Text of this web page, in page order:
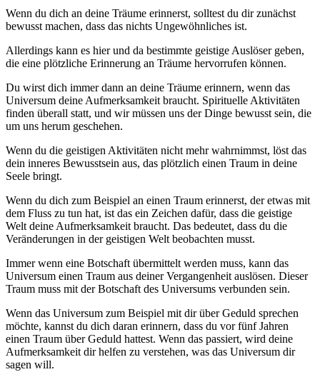
Wenn du dich an deine Träume erinnerst, solltest du dir zunächst
bewusst machen, dass das nichts Ungewöhnliches ist.
Allerdings kann es hier und da bestimmte geistige Auslöser geben,
die eine plötzliche Erinnerung an Träume hervorrufen können.
Du wirst dich immer dann an deine Träume erinnern, wenn das
Universum deine Aufmerksamkeit braucht. Spirituelle Aktivitäten
finden überall statt, und wir müssen uns der Dinge bewusst sein, die
um uns herum geschehen.
Wenn du die geistigen Aktivitäten nicht mehr wahrnimmst, löst das
dein inneres Bewusstsein aus, das plötzlich einen Traum in deine
Seele bringt.
Wenn du dich zum Beispiel an einen Traum erinnerst, der etwas mit
dem Fluss zu tun hat, ist das ein Zeichen dafür, dass die geistige
Welt deine Aufmerksamkeit braucht. Das bedeutet, dass du die
Veränderungen in der geistigen Welt beobachten musst.
Immer wenn eine Botschaft übermittelt werden muss, kann das
Universum einen Traum aus deiner Vergangenheit auslösen. Dieser
Traum muss mit der Botschaft des Universums verbunden sein.
Wenn das Universum zum Beispiel mit dir über Geduld sprechen
möchte, kannst du dich daran erinnern, dass du vor fünf Jahren
einen Traum über Geduld hattest. Wenn das passiert, wird deine
Aufmerksamkeit dir helfen zu verstehen, was das Universum dir
sagen will.